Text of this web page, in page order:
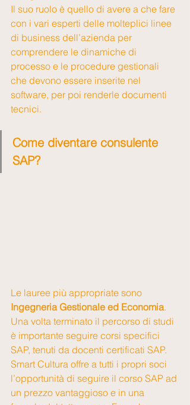
Il suo ruolo è quello di avere a che fare
con i vari esperti delle molteplici linee
di business dell’azienda per
comprendere le dinamiche di
processo e le procedure gestionali
che devono essere inserite nel
software, per poi renderle documenti
tecnici.
Come diventare consulente
SAP?
Le lauree più appropriate sono
Ingegneria Gestionale ed Economia.
Una volta terminato il percorso di studi
è importante seguire corsi specifici
SAP, tenuti da docenti certificati SAP.
Smart Cultura offre a tutti i propri soci
l’opportunità di seguire il corso SAP ad
un prezzo vantaggioso e in una